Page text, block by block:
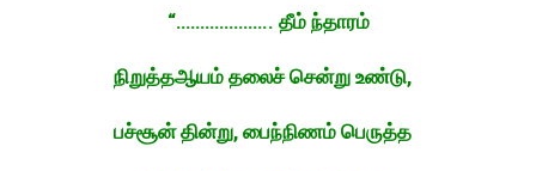
“……………….. தீம் ந்தாரம்
நிறுத்தஆயம் தலைச் சென்று உண்டு,
பச்சூன் தின்று, பைந்நிணம் பெருத்த